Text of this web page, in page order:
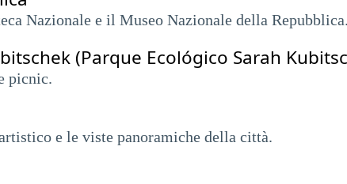
Nazionale e il Museo Nazionale della Repubblica.
(Parque Ecológico Sarah
picnic.
e le viste panoramiche della città.